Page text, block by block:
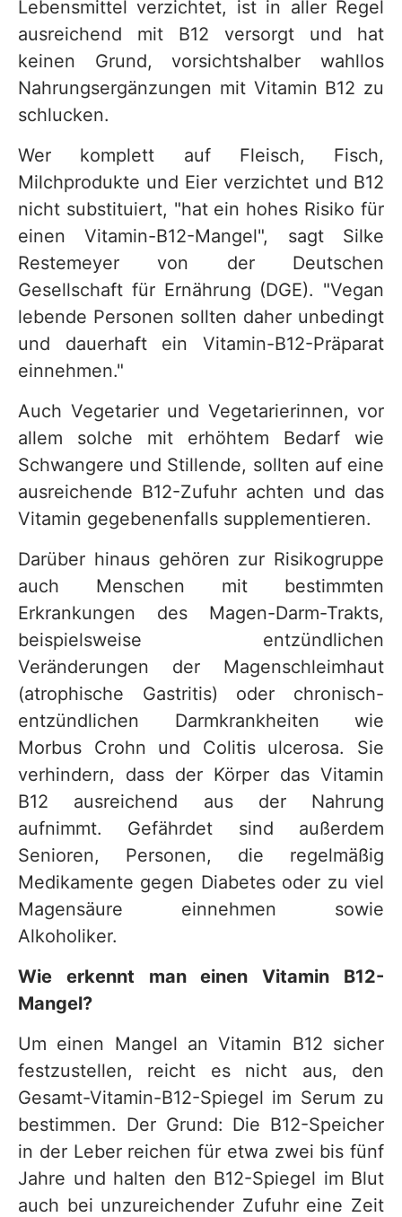
Lebensmittel verzichtet, ist in aller Regel
ausreichend mit B12 versorgt und hat
keinen Grund, vorsichtshalber wahllos
Nahrungsergänzungen mit Vitamin B12 zu
schlucken.
Wer komplett auf Fleisch, Fisch,
Milchprodukte und Eier verzichtet und B12
nicht substituiert, "hat ein hohes Risiko für
einen Vitamin-B12-Mangel", sagt Silke
Restemeyer von der Deutschen
Gesellschaft für Ernährung (DGE). "Vegan
lebende Personen sollten daher unbedingt
und dauerhaft ein Vitamin-B12-Präparat
einnehmen."
Auch Vegetarier und Vegetarierinnen, vor
allem solche mit erhöhtem Bedarf wie
Schwangere und Stillende, sollten auf eine
ausreichende B12-Zufuhr achten und das
Vitamin gegebenenfalls supplementieren.
Darüber hinaus gehören zur Risikogruppe
auch Menschen mit bestimmten
Erkrankungen des Magen-Darm-Trakts,
beispielsweise entzündlichen
Veränderungen der Magenschleimhaut
(atrophische Gastritis) oder chronisch-
entzündlichen Darmkrankheiten wie
Morbus Crohn und Colitis ulcerosa. Sie
verhindern, dass der Körper das Vitamin
B12 ausreichend aus der Nahrung
aufnimmt. Gefährdet sind außerdem
Senioren, Personen, die regelmäßig
Medikamente gegen Diabetes oder zu viel
Magensäure einnehmen sowie
Alkoholiker.
Wie erkennt man einen Vitamin B12-
Mangel?
Um einen Mangel an Vitamin B12 sicher
festzustellen, reicht es nicht aus, den
Gesamt-Vitamin-B12-Spiegel im Serum zu
bestimmen. Der Grund: Die B12-Speicher
in der Leber reichen für etwa zwei bis fünf
Jahre und halten den B12-Spiegel im Blut
auch bei unzureichender Zufuhr eine Zeit